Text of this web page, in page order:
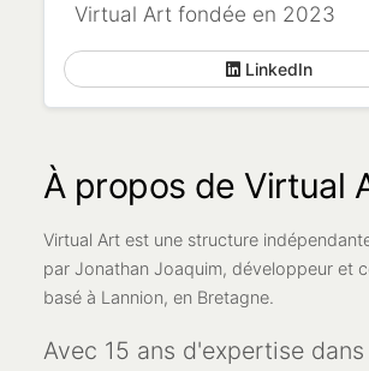
Virtual Art fondée en 2023
LinkedIn
À propos de Virtual
Virtual Art est une structure
par Jonathan Joaquim, développeur et
basé à Lannion, en Bretagne.
Avec 15 ans d'expertise dans